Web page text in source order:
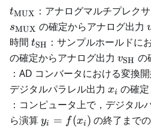
t_{\text{MUX}}
tMUX ：アナログマルチプレク
sMUX の確定からアナログ出力
時間 t_{\text{SH}}
tSH ：サンプルホールドに
の確定からアナログ出力 vSH の
：AD コンバータにおける変換
デジタルパラレル出力 x_i
xi の確
：コンピュータ上で，デジタル
ら演算y_i =
yi = f(xi ) の終了まで